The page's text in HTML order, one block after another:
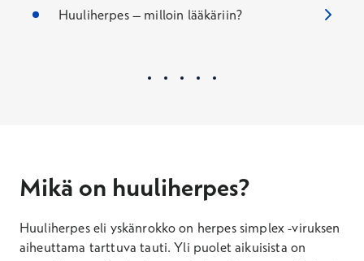
Huuliherpes – milloin lääkäriin?
Mikä on huuliherpes?
Huuliherpes eli yskänrokko on herpes simplex -viruksen
aiheuttama tarttuva tauti. Yli puolet aikuisista on